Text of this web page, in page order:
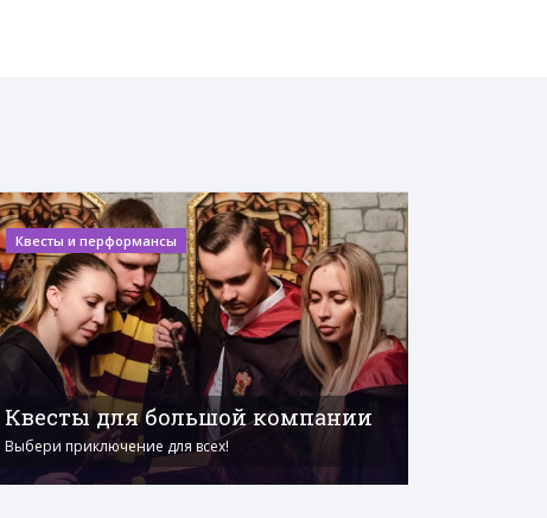
Квесты и перформансы
Квесты для большой компании
Выбери приключение для всех!